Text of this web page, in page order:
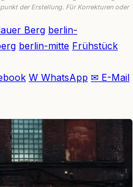
der Erstellung. Für Korrekturen oder
Berg berlin-
berlin-mitte Frühstück
W WhatsApp ✉ E-Mail